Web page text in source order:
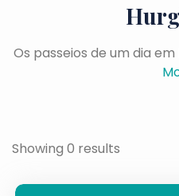
Os passeios de um dia
Showing 0 results